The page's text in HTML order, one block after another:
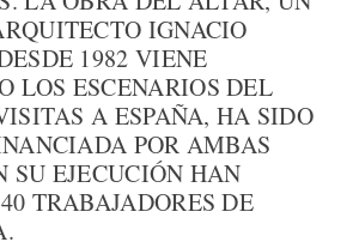
IGNACIO
1982 VIENE
LOS ESCENARIOS DEL
A ESPAÑA, HA SIDO
POR AMBAS
SU EJECUCIÓN HAN
TRABAJADORES DE